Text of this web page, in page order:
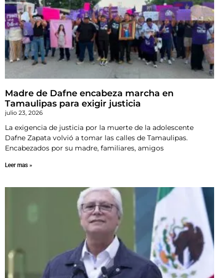
Madre de Dafne encabeza marcha en
Tamaulipas para exigir justicia
julio 23, 2026
La exigencia de justicia por la muerte de la adolescente
Dafne Zapata volvió a tomar las calles de Tamaulipas.
Encabezados por su madre, familiares, amigos
Leer mas »